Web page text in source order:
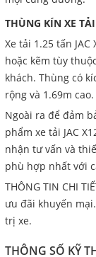
THÙNG KÍN XE
Xe tải 1.25 tấn
hoặc kẽm tùy
khách. Thùng có
rộng và 1.69m cao.
Ngoài ra để đảm
phẩm xe tải JAC
nhận tư vấn và
phù hợp nhất với
THÔNG TIN CHI
ưu đãi khuyến
trị xe.
THÔNG SỐ KỸ